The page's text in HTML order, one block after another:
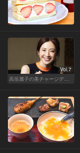
Vol.7
高垣麗子の美チャージディナー